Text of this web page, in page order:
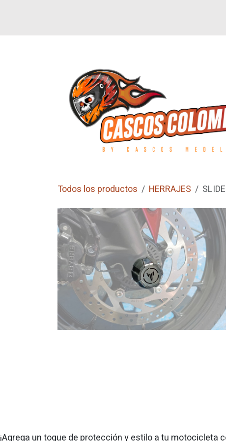
CALZADO GUANTES
Todos los productos HERRAJES
¡Agrega un toque de protección y estilo a tu